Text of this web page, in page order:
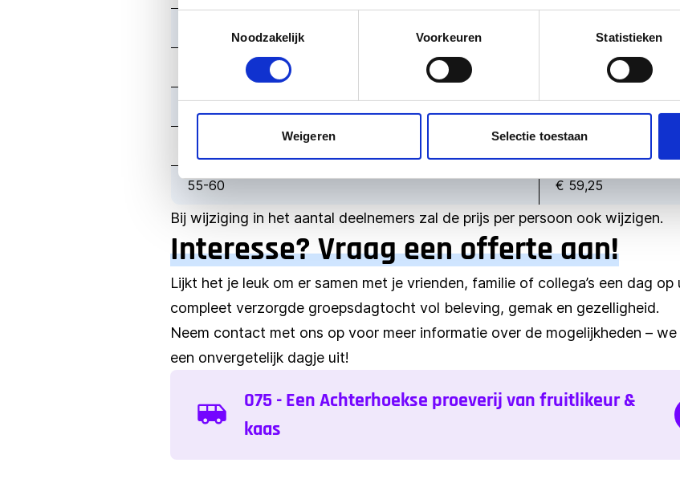
Noodzakelijk
Voorkeuren Statistieken
Weigeren Selectie toestaan
45-50 € 60,00
€ 59,50
55-60 € 59,25
Bij wijziging in het aantal deelnemers zal de prijs per persoon ook wijzigen.
Interesse? Vraag een offerte aan!
Lijkt het je leuk om er samen met je vrienden, familie of collega’s een dag
compleet verzorgde groepsdagtocht vol beleving, gemak en gezelligheid.
Neem contact met ons op voor meer informatie over de mogelijkheden –
een onvergetelijk dagje uit!
075 - Een Achterhoekse proeverij van fruitlikeur &
kaas